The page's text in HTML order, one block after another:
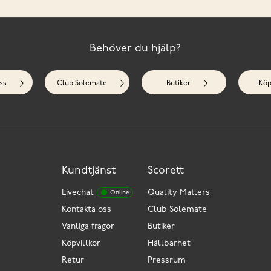
Behöver du hjälp?
Club Solemate Butiker
Kundtjänst
Livechat Online
Kontakta oss
Vanliga frågor
Köpvillkor
Retur
Scorett
Quality Matters
Club Solemate
Butiker
Hållbarhet
Pressrum